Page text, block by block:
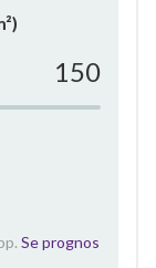
150
Se prognos